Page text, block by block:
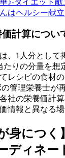
はヘルシー献
価計算につい
、1人分として
たりの分量を想
レシピの食材
の管理栄養士が
社の栄養価計
情報と異なる場
身につ
ディネー